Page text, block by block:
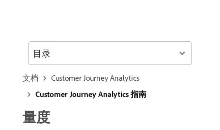
文档
Customer Journey Analytics
Customer Journey Analytics 指南
量度
目录